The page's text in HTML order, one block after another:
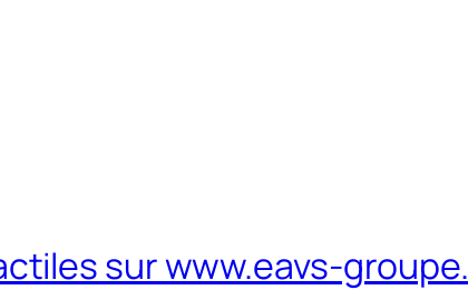
sur www.eavs-